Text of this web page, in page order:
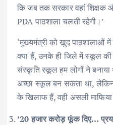
कि जब तक सरकार वहां शिक्षक
PDA पाठशाला चलती रहेगी।’
‘मुख्यमंत्री को खुद पाठशालाओं
क्या हैं, उनके ही जिले में स्कूल की
संस्कृति स्कूल हम लोगों ने
अच्छा स्कूल बन सकता था, लेकिन
के खिलाफ हैं, वही असली
’20 हजार करोड़ फूंक दिए…